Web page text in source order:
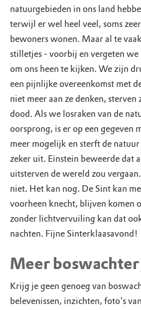
natuurgebieden in ons land
terwijl er wel heel veel, soms
bewoners wonen. Maar al te
stilletjes - voorbij en vergeten we
om ons heen te kijken. We zijn
een pijnlijke overeenkomst met
niet meer aan ze denken, sterven
dood. Als we losraken van de
oorsprong, is er op een gegeven
meer mogelijk en sterft de
zeker uit. Einstein beweerde dat
uitsterven de wereld zou
niet. Het kan nog. De Sint kan
voorheen knecht, blijven komen
zonder lichtvervuiling kan dat
nachten. Fijne Sinterklaasavond!
Meer boswachter
Krijg je geen genoeg van
belevenissen, inzichten, foto's